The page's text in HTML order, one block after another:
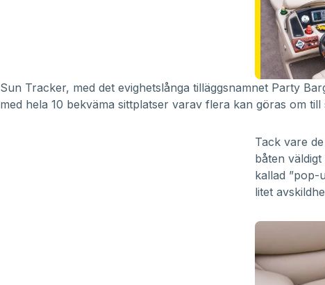
Sun Tracker, med det evighetslånga tilläggsnamnet Party
med hela 10 bekväma sittplatser varav flera kan göras om till
Tack vare
båten
kallad ”pop-
litet